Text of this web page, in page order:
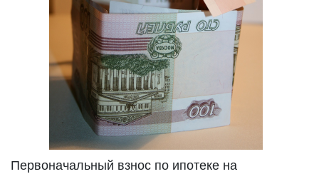
Первоначальный взнос по ипотеке на